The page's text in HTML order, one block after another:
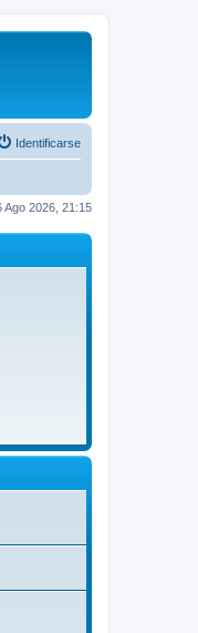
Identificarse
Ago 2026, 21:15